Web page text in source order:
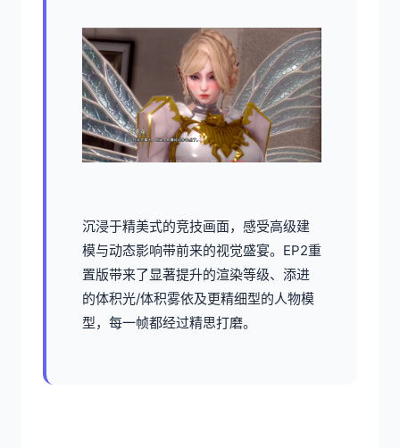
沉浸于精美式的竞技画面，感受高级建
模与动态影响带前来的视觉盛宴。EP2重
置版带来了显著提升的渲染等级、添进
的体积光/体积雾依及更精细型的人物模
型，每一帧都经过精思打磨。